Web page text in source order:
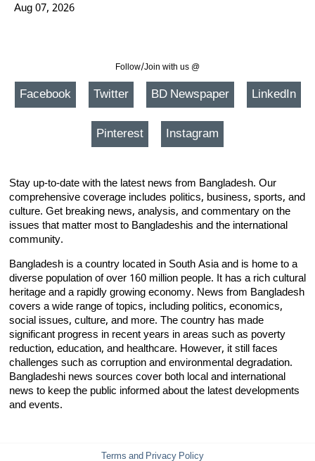
Aug 07, 2026
Follow/Join with us @
Facebook Twitter BD Newspaper LinkedIn
Pinterest Instagram
Stay up-to-date with the latest news from Bangladesh. Our
comprehensive coverage includes politics, business, sports, and
culture. Get breaking news, analysis, and commentary on the
issues that matter most to Bangladeshis and the international
community.
Bangladesh is a country located in South Asia and is home to a
diverse population of over 160 million people. It has a rich cultural
heritage and a rapidly growing economy. News from Bangladesh
covers a wide range of topics, including politics, economics,
social issues, culture, and more. The country has made
significant progress in recent years in areas such as poverty
reduction, education, and healthcare. However, it still faces
challenges such as corruption and environmental degradation.
Bangladeshi news sources cover both local and international
news to keep the public informed about the latest developments
and events.
Terms and Privacy Policy